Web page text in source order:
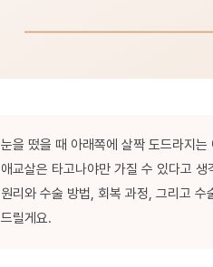
눈을 떴을 때 아래쪽에 살짝 도드라지
애교살은 타고나야만 가질 수 있다고
원리와 수술 방법, 회복 과정, 그리고
드릴게요.